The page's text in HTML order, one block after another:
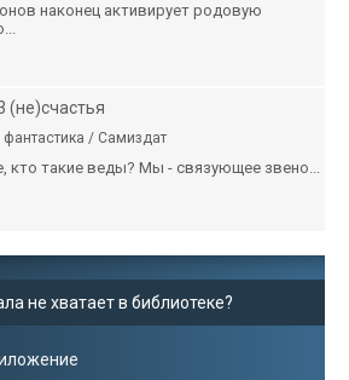
наконец активирует родовую
(не)счастья
/ Самиздат
кто такие веды? Мы - связующее звено...
не хватает в библиотеке?